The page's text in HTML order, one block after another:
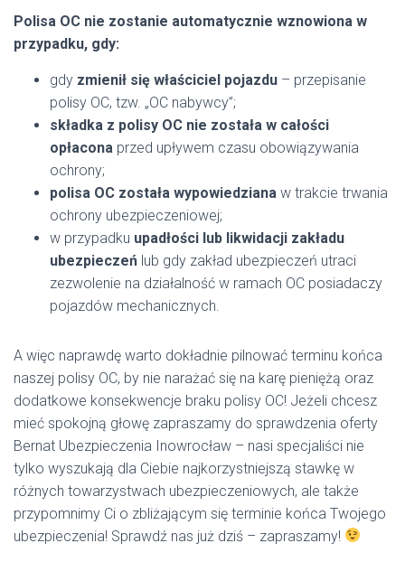
Polisa OC nie zostanie automatycznie wznowiona w
przypadku, gdy:
gdy zmienił się właściciel pojazdu – przepisanie
polisy OC, tzw. „OC nabywcy”;
składka z polisy OC nie została w całości
opłacona przed upływem czasu obowiązywania
ochrony;
polisa OC została wypowiedziana w trakcie trwania
ochrony ubezpieczeniowej;
w przypadku upadłości lub likwidacji zakładu
ubezpieczeń lub gdy zakład ubezpieczeń utraci
zezwolenie na działalność w ramach OC posiadaczy
pojazdów mechanicznych.
A więc naprawdę warto dokładnie pilnować terminu końca
naszej polisy OC, by nie narażać się na karę pieniężą oraz
dodatkowe konsekwencje braku polisy OC! Jeżeli chcesz
mieć spokojną głowę zapraszamy do sprawdzenia oferty
Bernat Ubezpieczenia Inowrocław – nasi specjaliści nie
tylko wyszukają dla Ciebie najkorzystniejszą stawkę w
różnych towarzystwach ubezpieczeniowych, ale także
przypomnimy Ci o zbliżającym się terminie końca Twojego
ubezpieczenia! Sprawdź nas już dziś – zapraszamy!